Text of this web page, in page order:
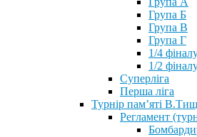
Група Б
Група В
Група Г
1/4
1/2
Суперліга
Перша ліга
Турнір пам’яті
Регламент